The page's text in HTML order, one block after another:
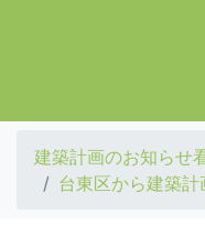
建築計画のお知らせ
台東区から建築計